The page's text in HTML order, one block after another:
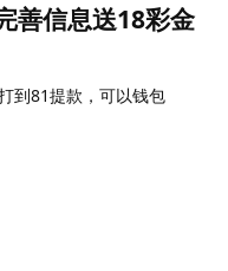
善信息送18彩金
到81提款，可以钱包